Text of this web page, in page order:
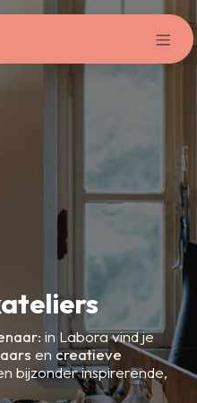
: in Labora vind je
en creatieve
bijzonder inspirerende,